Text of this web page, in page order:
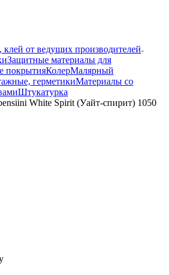
от ведущих производителей
Защитные материалы для
покрытияКолерМалярный
герметикиМатериалы со
Штукатурка
White Spirit (Уайт-спирит) 1050